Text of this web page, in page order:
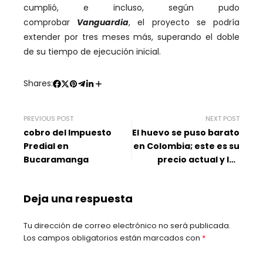
cumplió, e incluso, según pudo
comprobar Vanguardia, el proyecto se podría
extender por tres meses más, superando el doble
de su tiempo de ejecución inicial.
Shares:
PREVIOUS POST
cobro del Impuesto
Predial en
Bucaramanga
NEXT POST
El huevo se puso barato
en Colombia; este es su
precio actual y las
Deja una respuesta
Tu dirección de correo electrónico no será publicada.
Los campos obligatorios están marcados con *